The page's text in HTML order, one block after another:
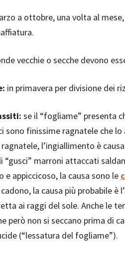
a ottobre, una volta al
vecchie o secche devono
in primavera per divisione dei
se il “fogliame” presenta
sono finissime ragnatele che
l’ingiallimento è
“gusci” marroni attaccati
e appiccicoso, la causa sono le
la causa più probabile
ai raggi del sole. Anche le
però non si seccano prima di
(“lessatura del fogliame”).